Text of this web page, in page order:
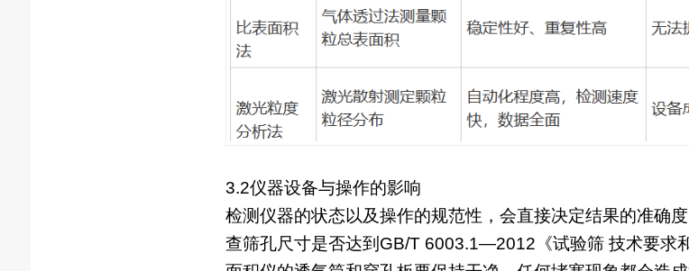
3.2仪器设备与操作的影响
检测仪器的状态以及操作的规范性，会直接决定结果的准确
查筛孔尺寸是否达到GB/T 6003.1—2012《试验筛 技术要求